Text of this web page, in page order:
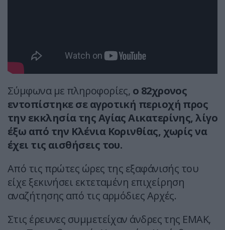
Σύμφωνα με πληροφορίες, ο 82χρονος
εντοπίστηκε σε αγροτική περιοχή προς
την εκκλησία της Αγίας Αικατερίνης, λίγο
έξω από την Κλένια Κορινθίας, χωρίς να
έχει τις αισθήσεις του.
Από τις πρώτες ώρες της εξαφάνισής του
είχε ξεκινήσει εκτεταμένη επιχείρηση
αναζήτησης από τις αρμόδιες Αρχές.
Στις έρευνες συμμετείχαν άνδρες της ΕΜΑΚ,